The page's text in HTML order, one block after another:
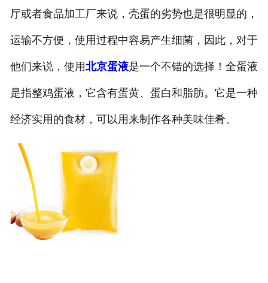
厅或者食品加工厂来说，壳蛋的劣势也是很明显的，
运输不方便，使用过程中容易产生细菌，因此，对于
他们来说，使用北京蛋液是一个不错的选择！全蛋液
是指整鸡蛋液，它含有蛋黄、蛋白和脂肪。它是一种
经济实用的食材，可以用来制作各种美味佳肴。